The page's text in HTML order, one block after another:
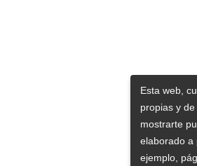
Esta web,
propias y
mostrarte
elaborado a
ejemplo,